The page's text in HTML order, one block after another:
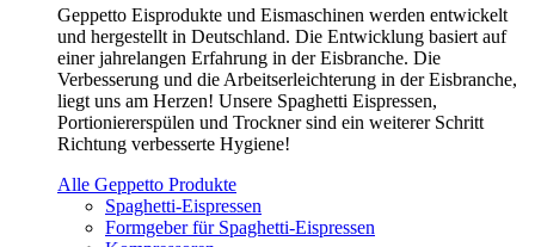
Geppetto Eisprodukte und Eismaschinen werden entwickelt
und hergestellt in Deutschland. Die Entwicklung basiert auf
einer jahrelangen Erfahrung in der Eisbranche. Die
Verbesserung und die Arbeitserleichterung in der Eisbranche,
liegt uns am Herzen! Unsere Spaghetti Eispressen,
Portioniererspülen und Trockner sind ein weiterer Schritt
Richtung verbesserte Hygiene!
Alle Geppetto Produkte
Spaghetti-Eispressen
Formgeber für Spaghetti-Eispressen